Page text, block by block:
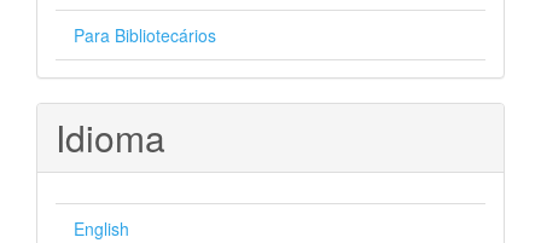
Para Bibliotecários
Idioma
English